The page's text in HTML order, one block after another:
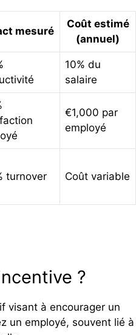
mesuré
Coût estimé
(annuel)
10% du
salaire
€1,000 par
employé
turnover Coût variable
?
visant à encourager un
un employé, souvent lié à